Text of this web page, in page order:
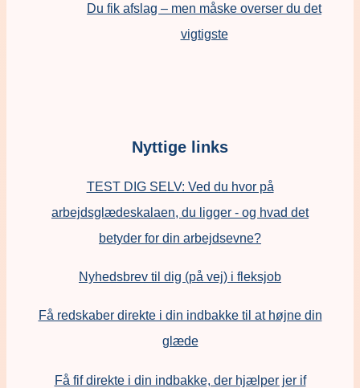
Du fik afslag – men måske overser du det
vigtigste
Nyttige links
TEST DIG SELV: Ved du hvor på
arbejdsglædeskalaen, du ligger - og hvad det
betyder for din arbejdsevne?
Nyhedsbrev til dig (på vej) i fleksjob
Få redskaber direkte i din indbakke til at højne din
glæde
Få fif direkte i din indbakke, der hjælper jer if